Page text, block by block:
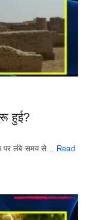
हुई?
पर लंबे समय से… Read